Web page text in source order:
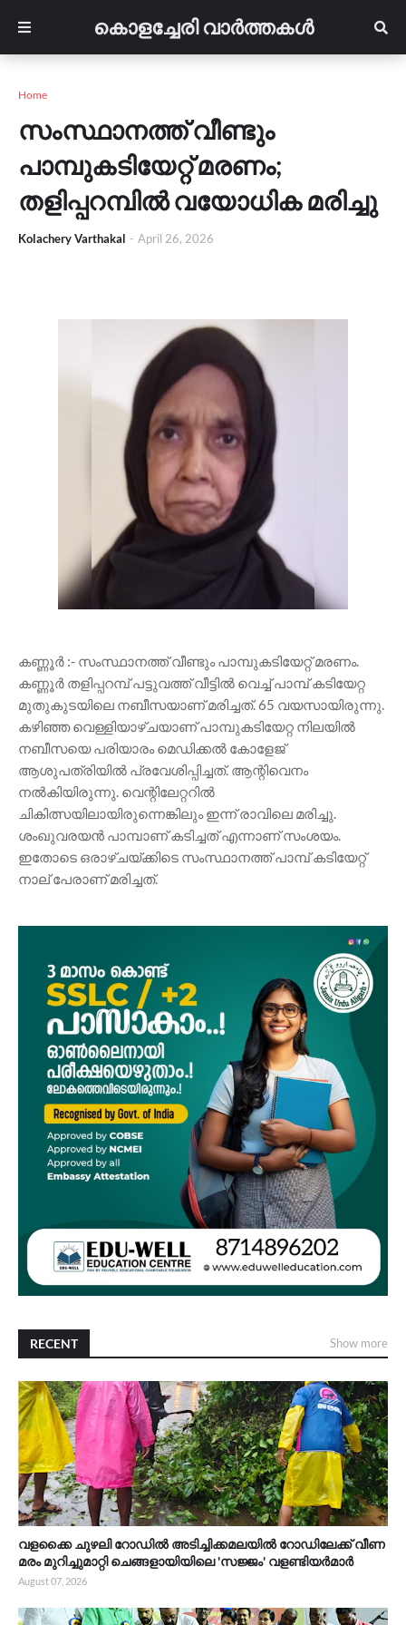
കൊളച്ചേരി വാർത്തകൾ
Home
സംസ്ഥാനത്ത് വീണ്ടും
പാമ്പുകടിയേറ്റ് മരണം;
തളിപ്പറമ്പിൽ വയോധിക മരിച്ചു
Kolachery Varthakal - April 26, 2026
കണ്ണൂർ :- സംസ്ഥാനത്ത് വീണ്ടും പാമ്പുകടിയേറ്റ് മരണം.
കണ്ണൂർ തളിപ്പറമ്പ് പട്ടുവത്ത് വീട്ടിൽ വെച്ച് പാമ്പ് കടിയേറ്റ
മുതുകുടയിലെ നബീസയാണ് മരിച്ചത്. 65 വയസായിരുന്നു.
കഴിഞ്ഞ വെള്ളിയാഴ്ചയാണ് പാമ്പുകടിയേറ്റ നിലയിൽ
നബീസയെ പരിയാരം മെഡിക്കൽ കോളേജ്
ആശുപത്രിയിൽ പ്രവേശിപ്പിച്ചത്. ആന്റിവെനം
നൽകിയിരുന്നു. വെന്റിലേറ്ററിൽ
ചികിത്സയിലായിരുന്നെങ്കിലും ഇന്ന് രാവിലെ മരിച്ചു.
ശംഖുവരയൻ പാമ്പാണ് കടിച്ചത് എന്നാണ് സംശയം.
ഇതോടെ ഒരാഴ്ചയ്ക്കിടെ സംസ്ഥാനത്ത് പാമ്പ് കടിയേറ്റ്
നാല് പേരാണ് മരിച്ചത്.
RECENT Show more
വളക്കൈ ചുഴലി റോഡിൽ അടിച്ചിക്കമലയിൽ റോഡിലേക്ക് വീണ
മരം മുറിച്ചുമാറ്റി ചെങ്ങളായിയിലെ 'സജ്ജം' വളണ്ടിയർമാർ
August 07, 2026